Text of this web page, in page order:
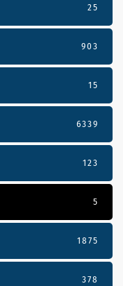
25
903
15
6339
123
5
1875
378